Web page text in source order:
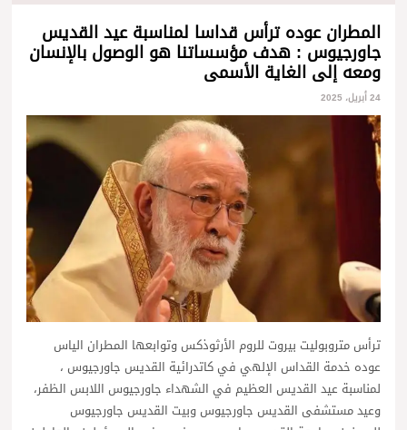
المطران عوده ترأس قداسا لمناسبة عيد القديس
جاورجيوس : هدف مؤسساتنا هو الوصول بالإنسان
ومعه إلى الغاية الأسمى
24 أبريل، 2025
ترأس متروبوليت بيروت للروم الأرثوذكس وتوابعها المطران الياس
عوده خدمة القداس الإلهي في كاتدرائية القديس جاورجيوس ،
لمناسبة عيد القديس العظيم في الشهداء جاورجيوس اللابس الظفر،
وعيد مستشفى القديس جاورجيوس وبيت القديس جاورجيوس